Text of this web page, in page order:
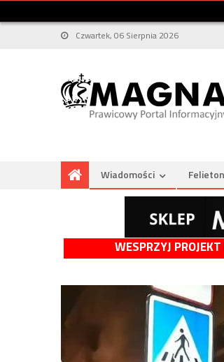
Czwartek, 06 Sierpnia 2026
Wiadomości
WESPRZYJ